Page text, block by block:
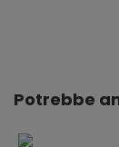
Potrebbe